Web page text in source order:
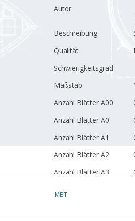
Autor
Beschreibung
Qualität
Schwierigkeitsgrad
Maßstab
Anzahl Blätter A00
Anzahl Blätter A0
Anzahl Blätter A1
Anzahl Blätter A2
Anzahl Blätter A3
MBT